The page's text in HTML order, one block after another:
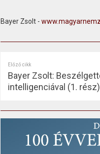
Bayer Zsolt -
Előző cikk
Bayer Zsolt:
intelligenciával (1. rész)